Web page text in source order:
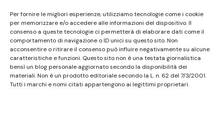
Per fornire le migliori esperienze, utilizziamo tecnologie come i cookie
per memorizzare e/o accedere alle informazioni del dispositivo. Il
consenso a queste tecnologie ci permetterà di elaborare dati come il
comportamento di navigazione o ID unici su questo sito. Non
acconsentire o ritirare il consenso può influire negativamente su alcune
caratteristiche e funzioni. Questo sito non è una testata giornalistica
bensì un blog personale aggiornato secondo la disponibilità dei
materiali. Non è un prodotto editoriale secondo la L. n. 62 del 7/3/2001.
Tutti i marchi e nomi citati appartengono ai legittimi proprietari.
non ha carattere periodico essendo aggiornato
secondo la disponibilità e la reperibilità dei materiali.
Pertanto non può essere considerato in alcun modo
un prodotto editoriale ai sensi della L. n. 62 del
7/3/2001. Tutti i marchi riportati appartengono ai
legittimi proprietari; marchi di terzi, nomi di prodotti,